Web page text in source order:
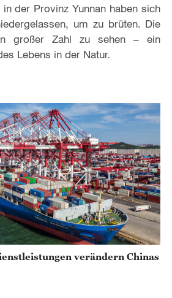
der Provinz Yunnan haben sich
um zu brüten. Die
großer Zahl zu sehen – ein
Lebens in der Natur.
verändern Chinas